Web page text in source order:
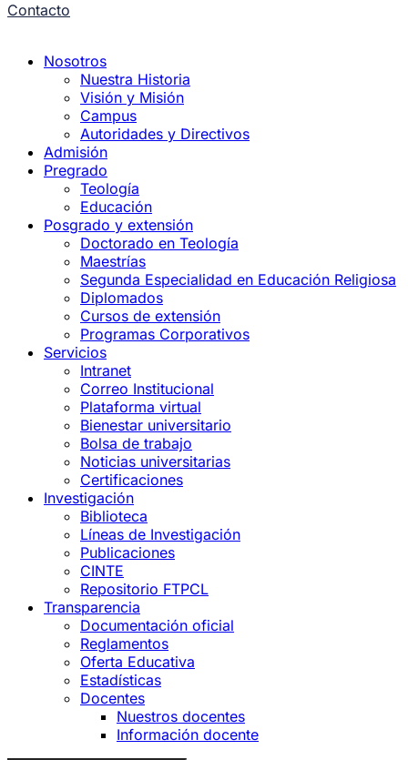
Contacto
Nosotros
Nuestra Historia
Visión y Misión
Campus
Autoridades y Directivos
Admisión
Pregrado
Teología
Educación
Posgrado y extensión
Doctorado en Teología
Maestrías
Segunda Especialidad en Educación Religiosa
Diplomados
Cursos de extensión
Programas Corporativos
Servicios
Intranet
Correo Institucional
Plataforma virtual
Bienestar universitario
Bolsa de trabajo
Noticias universitarias
Certificaciones
Investigación
Biblioteca
Líneas de Investigación
Publicaciones
CINTE
Repositorio FTPCL
Transparencia
Documentación oficial
Reglamentos
Oferta Educativa
Estadísticas
Docentes
Nuestros docentes
Información docente